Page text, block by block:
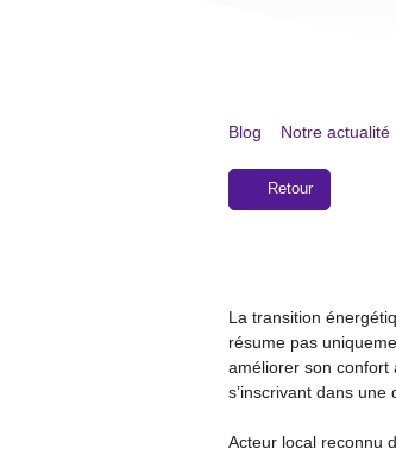
Blog Notre actualité
Retour
La transition
résume pas
améliorer son confort
s’inscrivant dans une
Acteur local reconnu